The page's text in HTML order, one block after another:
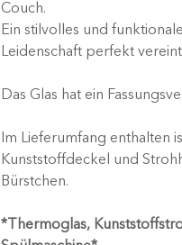
Couch.
Ein stilvolles und
Leidenschaft perfekt
Das Glas hat ein
Im Lieferumfang enthalten
Kunststoffdeckel und
Bürstchen.
*Thermoglas,